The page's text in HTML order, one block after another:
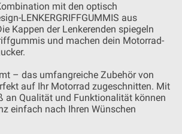
mit den optisch
LENKERGRIFFGUMMIS aus
Kappen der Lenkerenden spiegeln
und machen dein Motorrad-
– das umfangreiche Zubehör von
auf Ihr Motorrad zugeschnitten. Mit
an Qualität und Funktionalität können
einfach nach Ihren Wünschen